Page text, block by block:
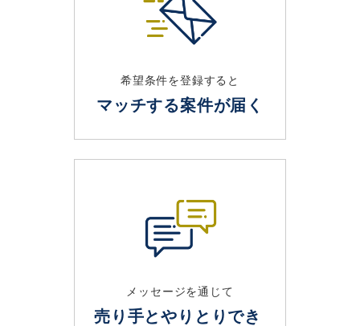
希望条件を登録すると
マッチする案件が届く
メッセージを通じて
売り手とやりとりでき